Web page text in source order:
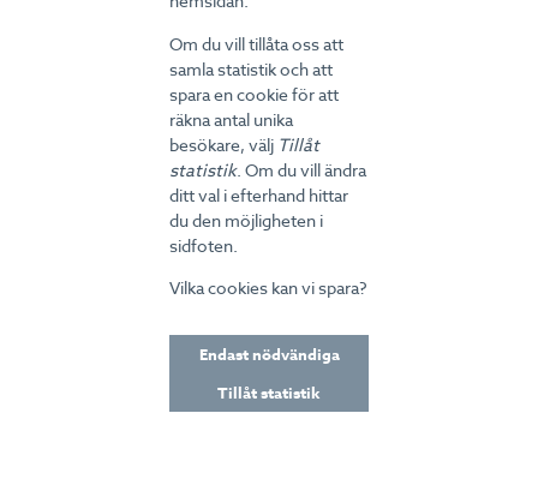
Iran blev jag misshandlad och fick näsan knäckt
för att jag är kurd, så jag är van vid mycket värre.
När det gäller säljsamtal försöker jag alltid vända
det negativa till något positivt, säger han med
en tydlig persisk brytning.
På frågan om kulturskillnader mellan Sverige
och Iran säger Heidar att allt är bättre i Sverige.
– Men det är tufft att vara invandrare i Europa
idag. Jag har jobbat hårt för att anpassa mig i
Sverige, men visst finns det skillnader. Vi araber
det kan nog skrämma er svenskar lite grann.
arbetsplats, säger han.
Hans kollega Kevin Stolpe, 21 år, pratar
värmländska och kommer från Degerfors. Han
Om du vill tillåta oss att
samla statistik och att
spara en cookie för att
räkna antal unika
besökare, välj Tillåt
statistik. Om du vill ändra
ditt val i efterhand hittar
du den möjligheten i
sidfoten.
Vilka cookies kan vi spara?
Endast nödvändiga
Tillåt statistik